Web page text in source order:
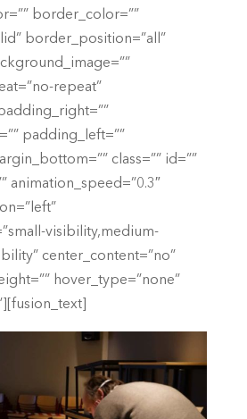
border_color=””
border_position=”all”
repeat”
padding_left=””
class=”” id=””
animation_speed=”0.3″
visibility,medium-
center_content=”no”
hover_type=”none”